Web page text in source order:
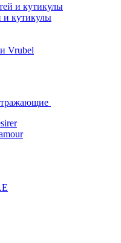
и кутикулы
и кутикулы
Vrubel